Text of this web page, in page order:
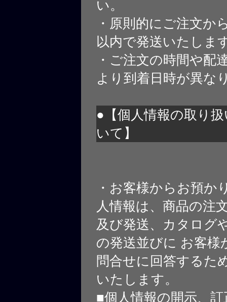
い。
・原則的にご注文か
以内で発送いたしま
・ご注文の時間や配
より到着日時が異な
●【個人情報の取り
いて】
・お客様からお預か
人情報は、商品の注
及び発送、カタログ
の発送並びに お客様
問合せに回答するた
いたします。
■個人情報の開示、